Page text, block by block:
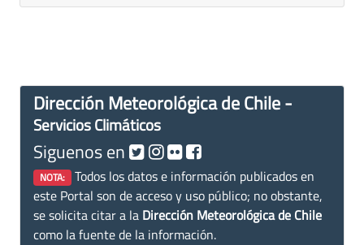
Dirección Meteorológica de Chile -
Servicios Climáticos
Siguenos en
NOTA: Todos los datos e información publicados en
este Portal son de acceso y uso público; no obstante,
se solicita citar a la Dirección Meteorológica de Chile
como la fuente de la información.